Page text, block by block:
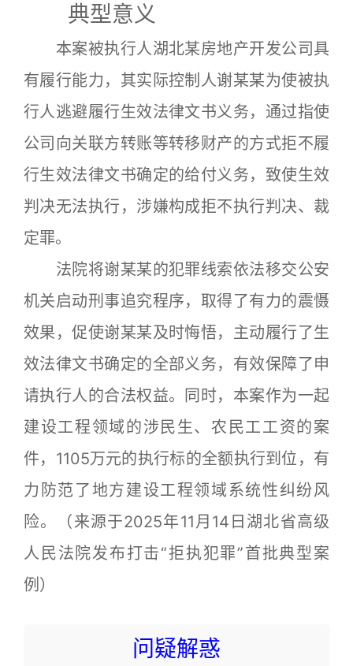
典型意义
本案被执行人湖北某房地产开发公司具
有履行能力，其实际控制人谢某某为使被执
行人逃避履行生效法律文书义务，通过指使
公司向关联方转账等转移财产的方式拒不履
行生效法律文书确定的给付义务，致使生效
判决无法执行，涉嫌构成拒不执行判决、裁
定罪。
法院将谢某某的犯罪线索依法移交公安
机关启动刑事追究程序，取得了有力的震慑
效果，促使谢某某及时悔悟，主动履行了生
效法律文书确定的全部义务，有效保障了申
请执行人的合法权益。同时，本案作为一起
建设工程领域的涉民生、农民工工资的案
件，1105万元的执行标的全额执行到位，有
力防范了地方建设工程领域系统性纠纷风
险。（来源于2025年11月14日湖北省高级
人民法院发布打击“拒执犯罪”首批典型案
例）
问疑解惑